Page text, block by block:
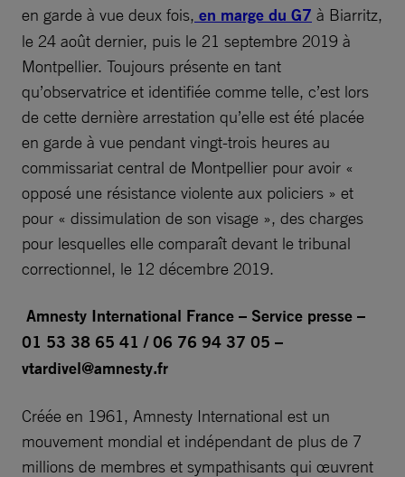
en garde à vue deux fois, en marge du G7 à Biarritz,
le 24 août dernier, puis le 21 septembre 2019 à
Montpellier. Toujours présente en tant
qu’observatrice et identifiée comme telle, c’est lors
de cette dernière arrestation qu’elle est été placée
en garde à vue pendant vingt-trois heures au
commissariat central de Montpellier pour avoir «
opposé une résistance violente aux policiers » et
pour « dissimulation de son visage », des charges
pour lesquelles elle comparaît devant le tribunal
correctionnel, le 12 décembre 2019.
Amnesty International France – Service presse –
01 53 38 65 41 / 06 76 94 37 05 –
vtardivel@amnesty.fr
Créée en 1961, Amnesty International est un
mouvement mondial et indépendant de plus de 7
millions de membres et sympathisants qui œuvrent